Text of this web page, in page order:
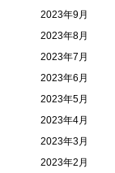
2023年9月
2023年8月
2023年7月
2023年6月
2023年5月
2023年4月
2023年3月
2023年2月